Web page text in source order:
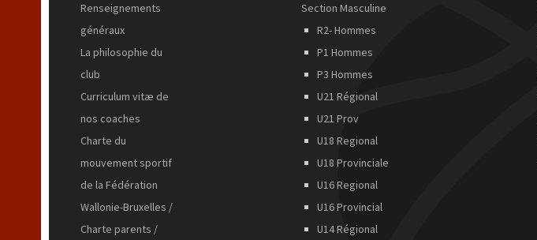
Renseignements
généraux
La philosophie du
club
Curriculum vitæ de
nos coaches
Charte du
mouvement sportif
de la Fédération
Wallonie-Bruxelles /
Charte parents /
Section Masculine
R2- Hommes
P1 Hommes
P3 Hommes
U21 Régional
U21 Prov
U18 Regional
U18 Provinciale
U16 Regional
U16 Provincial
U14 Régional